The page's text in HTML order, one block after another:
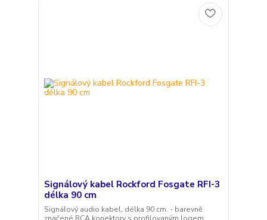
Signálový kabel Rockford Fosgate RFI-3
délka 90 cm
Signálový audio kabel, délka 90 cm. - barevně